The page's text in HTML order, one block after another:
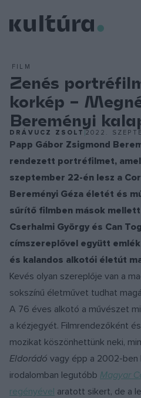
FILM
Zenés
korkép –
Bereményi
DRÁVUCZ ZSOLT 2022.
Papp Gábor Zsigmond
rendezett portréfilmet,
szeptember 22-én lesz a
Bereményi Géza életét és
sűrítő filmben mások
Cserhalmi György és Can
címszereplővel együtt
és kalandos alkotói életút
Kevés olyan szereplője van a
sokszínű életművet tudhat
A 76 éves alkotó a művészet
a kézjegyét. Filmrendezőként
mozikat köszönhettünk neki,
Eldorádó vagy épp a 2002-
irodalomban legutóbb Magyar
regényével aratott sikert, de a